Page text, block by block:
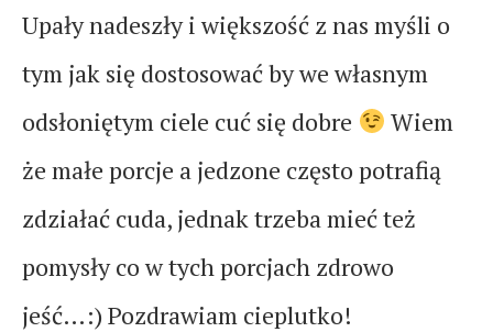
Upały nadeszły i większość z nas myśli o
tym jak się dostosować by we własnym
odsłoniętym ciele cuć się dobre
Wiem
że małe porcje a jedzone często potrafią
zdziałać cuda, jednak trzeba mieć też
pomysły co w tych porcjach zdrowo
jeść…:) Pozdrawiam cieplutko!